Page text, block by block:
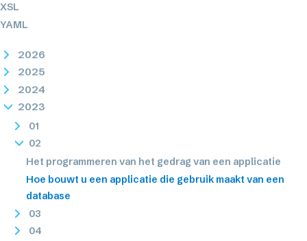
XSL
YAML
2026
2025
2024
2023
01
02
Het programmeren van het gedrag van een applicatie
Hoe bouwt u een applicatie die gebruik maakt van een
database
03
04